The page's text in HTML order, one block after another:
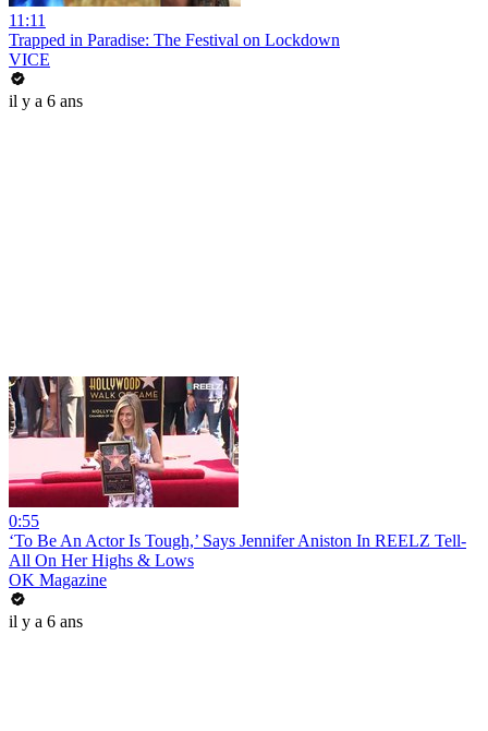
11:11
Trapped in Paradise: The Festival on Lockdown
VICE
il y a 6 ans
0:55
‘To Be An Actor Is Tough,’ Says Jennifer Aniston In REELZ Tell-
All On Her Highs & Lows
OK Magazine
il y a 6 ans